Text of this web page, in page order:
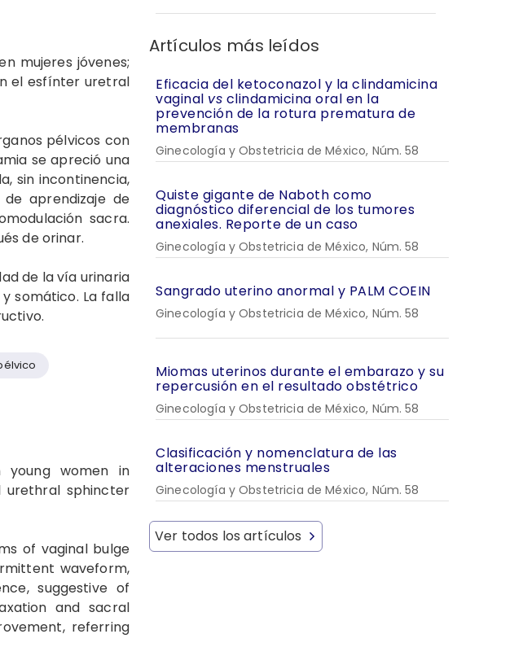
mujeres jóvenes;
el esfínter uretral
pélvicos con
se apreció una
sin incontinencia,
aprendizaje de
sacra.
de orinar.
de la vía urinaria
somático. La falla
young women in
urethral sphincter
of vaginal bulge
waveform,
suggestive of
and sacral
referring
Artículos más leídos
Eficacia del ketoconazol y la clindamicina
vaginal vs clindamicina oral en la
prevención de la rotura prematura de
membranas
Ginecología y Obstetricia de México, Núm. 58
Quiste gigante de Naboth como
diagnóstico diferencial de los tumores
anexiales. Reporte de un caso
Ginecología y Obstetricia de México, Núm. 58
Sangrado uterino anormal y PALM COEIN
Ginecología y Obstetricia de México, Núm. 58
Miomas uterinos durante el embarazo y su
repercusión en el resultado obstétrico
Ginecología y Obstetricia de México, Núm. 58
Clasificación y nomenclatura de las
alteraciones menstruales
Ginecología y Obstetricia de México, Núm. 58
Ver todos los artículos